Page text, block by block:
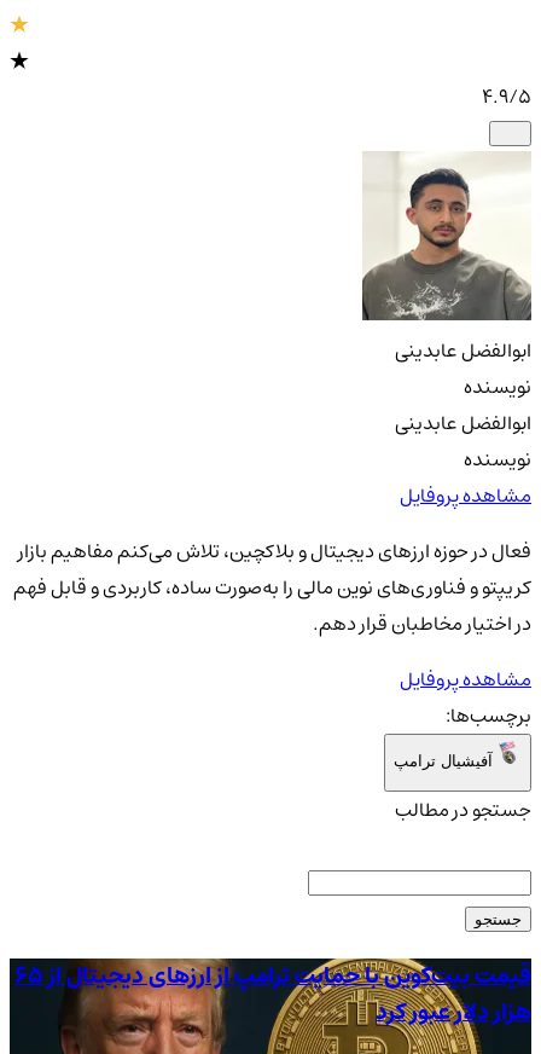
4.9/5
ابوالفضل عابدینی
نویسنده
ابوالفضل عابدینی
نویسنده
مشاهده پروفایل
فعال در حوزه ارزهای دیجیتال و بلاکچین، تلاش می‌کنم مفاهیم بازار
کریپتو و فناوری‌های نوین مالی را به‌صورت ساده، کاربردی و قابل فهم
در اختیار مخاطبان قرار دهم.
مشاهده پروفایل
برچسب‌ها:
آفیشیال ترامپ
جستجو در مطالب
جستجو
قیمت بیت‌کوین با حمایت ترامپ از ارزهای دیجیتال از ۶۵
هزار دلار عبور کرد